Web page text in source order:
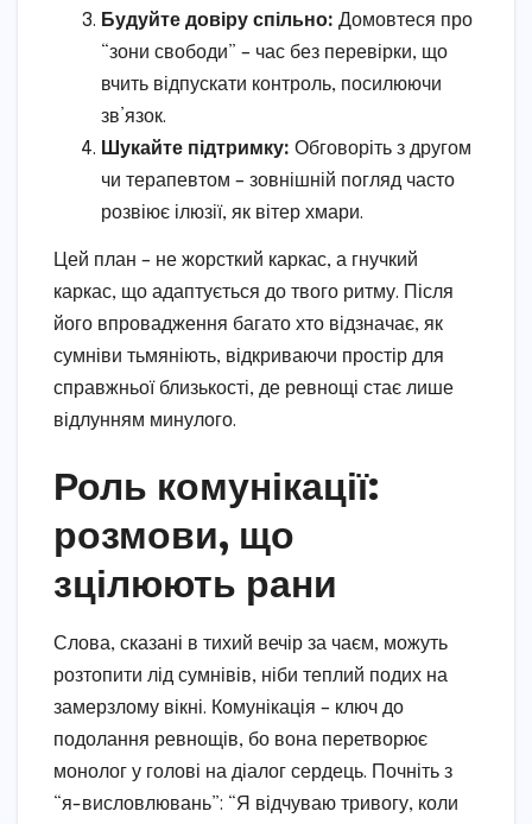
Будуйте довіру спільно: Домовтеся про
“зони свободи” – час без перевірки, що
вчить відпускати контроль, посилюючи
зв’язок.
Шукайте підтримку: Обговоріть з другом
чи терапевтом – зовнішній погляд часто
розвіює ілюзії, як вітер хмари.
Цей план – не жорсткий каркас, а гнучкий
каркас, що адаптується до твого ритму. Після
його впровадження багато хто відзначає, як
сумніви тьмяніють, відкриваючи простір для
справжньої близькості, де ревнощі стає лише
відлунням минулого.
Роль комунікації:
розмови, що
зцілюють рани
Слова, сказані в тихий вечір за чаєм, можуть
розтопити лід сумнівів, ніби теплий подих на
замерзлому вікні. Комунікація – ключ до
подолання ревнощів, бо вона перетворює
монолог у голові на діалог сердець. Почніть з
“я-висловлювань”: “Я відчуваю тривогу, коли